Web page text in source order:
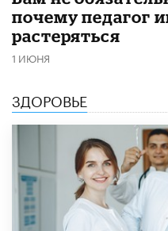
почему педагог
растеряться
1 ИЮНЯ
ЗДОРОВЬЕ